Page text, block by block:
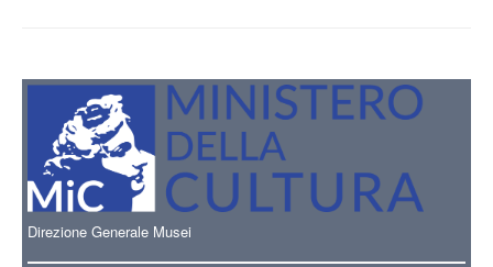
Direzione Generale Musei